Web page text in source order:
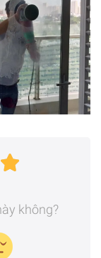
không?